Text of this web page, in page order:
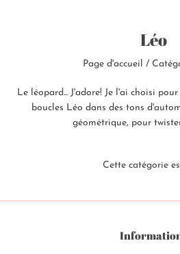
Léo
Page d'accueil /
Le léopard... J'adore! Je l'ai choisi
boucles Léo dans des tons
géométrique, pour
Cette catégorie